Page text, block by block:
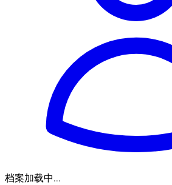
档案加载中...